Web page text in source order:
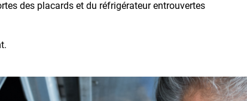
des placards et du réfrigérateur entrouvertes